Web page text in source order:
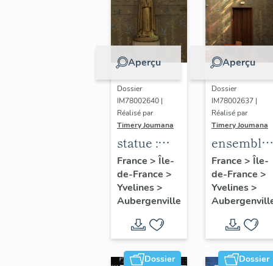
Aperçu
Dossier
IM78002640 |
Réalisé par
Timery Joumana
statue :
Sainte-
Thérèse
de l'Enfant
Jésus
France > Île-
de-France >
Yvelines>
Aubergenville
Aperçu
Dossier
IM78002637 |
Réalisé par
Timery Joumana
ensemble
de
peintures
France > Île-
de-France >
Yvelines>
Dossier Dossier